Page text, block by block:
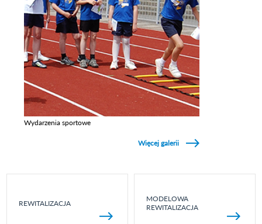
Wydarzenia sportowe
Więcej galerii
REWITALIZACJA
MODELOWA
REWITALIZACJA